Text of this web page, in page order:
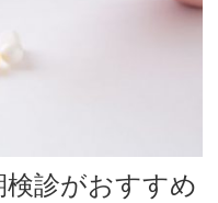
診がおすすめ